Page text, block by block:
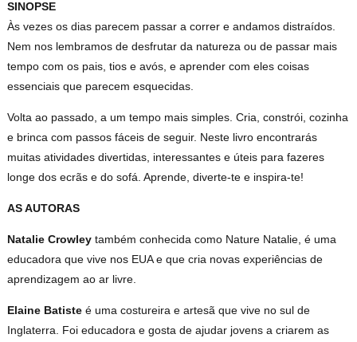
SINOPSE
Às vezes os dias parecem passar a correr e andamos distraídos.
Nem nos lembramos de desfrutar da natureza ou de passar mais
tempo com os pais, tios e avós, e aprender com eles coisas
essenciais que parecem esquecidas.
Volta ao passado, a um tempo mais simples. Cria, constrói, cozinha
e brinca com passos fáceis de seguir. Neste livro encontrarás
muitas atividades divertidas, interessantes e úteis para fazeres
longe dos ecrãs e do sofá. Aprende, diverte-te e inspira-te!
AS AUTORAS
Natalie Crowley também conhecida como Nature Natalie, é uma
educadora que vive nos EUA e que cria novas experiências de
aprendizagem ao ar livre.
Elaine Batiste é uma costureira e artesã que vive no sul de
Inglaterra. Foi educadora e gosta de ajudar jovens a criarem as